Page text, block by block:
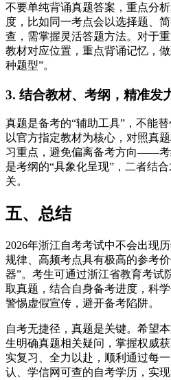
不要单纯背诵真题答案，重点分
度，比如同一考点会以选择题、
查，需掌握灵活答题方法。对于
教材对应位置，重点背诵记忆，
种题型”。
3. 结合教材、考纲，精准发
真题是备考的“辅助工具”，不能
以官方指定教材为核心，对照真
习重点，避免偏离备考方向——考
是考纲的“具象化呈现”，二者结
关。
五、总结
2026年浙江自考考试中不会出现
规律、高频考点具有极高的参考
器”。考生可通过浙江省教育考试
取真题，结合自身备考进度，科
警惕虚假宣传，避开备考陷阱。
自考无捷径，真题是关键。希望
生明确真题相关疑问，掌握权威
实复习、全力以赴，顺利通过每
认、学信网可查的自考学历，实